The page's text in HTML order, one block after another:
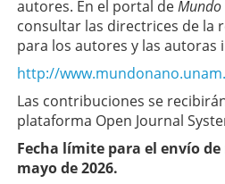
autores. En el portal de
consultar las directrices de la
para los autores y las autoras
http://
Las contribuciones se
plataforma Open Journal
Fecha límite para el envío
mayo de 2026.